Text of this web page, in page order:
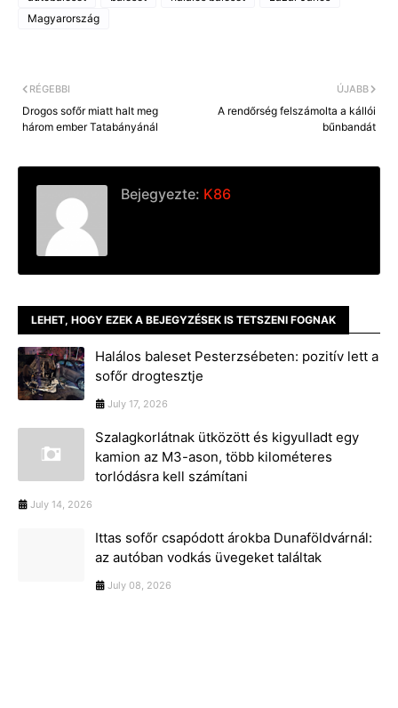
Magyarország
ÚJABB
A rendőrség felszámolta a kállói
bűnbandát
RÉGEBBI
Drogos sofőr miatt halt meg
három ember Tatabányánál
Bejegyezte: K86
LEHET, HOGY EZEK A BEJEGYZÉSEK IS TETSZENI FOGNAK
Halálos baleset Pesterzsébeten: pozitív lett a
sofőr drogtesztje
July 17, 2026
Szalagkorlátnak ütközött és kigyulladt egy
kamion az M3-ason, több kilométeres
torlódásra kell számítani
July 14, 2026
Ittas sofőr csapódott árokba Dunaföldvárnál:
az autóban vodkás üvegeket találtak
July 08, 2026